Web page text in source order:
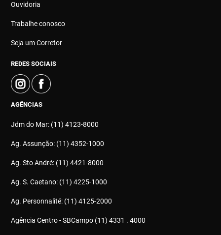
Ouvidoria
Trabalhe conosco
Seja um Corretor
REDES SOCIAIS
AGÊNCIAS
Jdm do Mar: (11) 4123-8000
Ag. Assunção: (11) 4352-1000
Ag. Sto André: (11) 4421-8000
Ag. S. Caetano: (11) 4225-1000
Ag. Personnalité: (11) 4125-2000
Agência Centro - SBCampo (11) 4331 . 4000